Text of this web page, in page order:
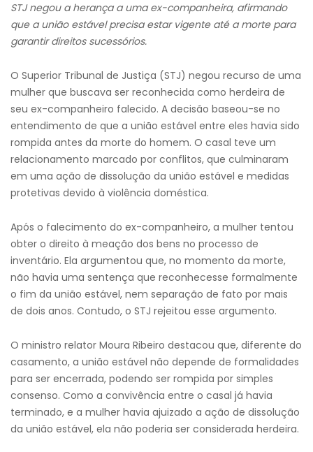
STJ negou a herança a uma ex-companheira, afirmando
que a união estável precisa estar vigente até a morte para
garantir direitos sucessórios.
O Superior Tribunal de Justiça (STJ) negou recurso de uma
mulher que buscava ser reconhecida como herdeira de
seu ex-companheiro falecido. A decisão baseou-se no
entendimento de que a união estável entre eles havia sido
rompida antes da morte do homem. O casal teve um
relacionamento marcado por conflitos, que culminaram
em uma ação de dissolução da união estável e medidas
protetivas devido à violência doméstica.
Após o falecimento do ex-companheiro, a mulher tentou
obter o direito à meação dos bens no processo de
inventário. Ela argumentou que, no momento da morte,
não havia uma sentença que reconhecesse formalmente
o fim da união estável, nem separação de fato por mais
de dois anos. Contudo, o STJ rejeitou esse argumento.
O ministro relator Moura Ribeiro destacou que, diferente do
casamento, a união estável não depende de formalidades
para ser encerrada, podendo ser rompida por simples
consenso. Como a convivência entre o casal já havia
terminado, e a mulher havia ajuizado a ação de dissolução
da união estável, ela não poderia ser considerada herdeira.